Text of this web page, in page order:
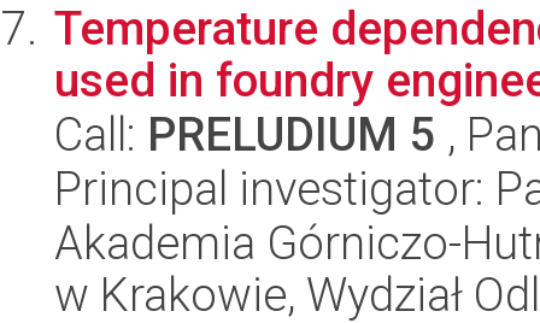
Temperature
used in foundry
Call: PRELUDIUM 5 ,
Principal investigator:
Akademia Górniczo-
w Krakowie, Wydział